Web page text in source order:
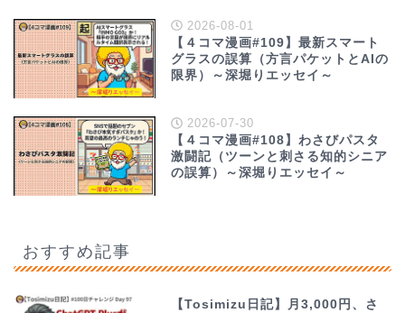
2026-08-01
【４コマ漫画#109】最新スマート
グラスの誤算（方言パケットとAIの
限界）～深堀りエッセイ～
2026-07-30
【４コマ漫画#108】わさびパスタ
激闘記（ツーンと刺さる知的シニア
の誤算）～深堀りエッセイ～
おすすめ記事
【Tosimizu日記】月3,000円、さ